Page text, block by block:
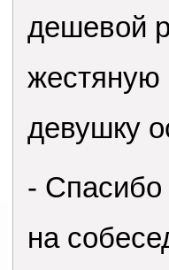
дешевой
жестяную
девушку
-
на